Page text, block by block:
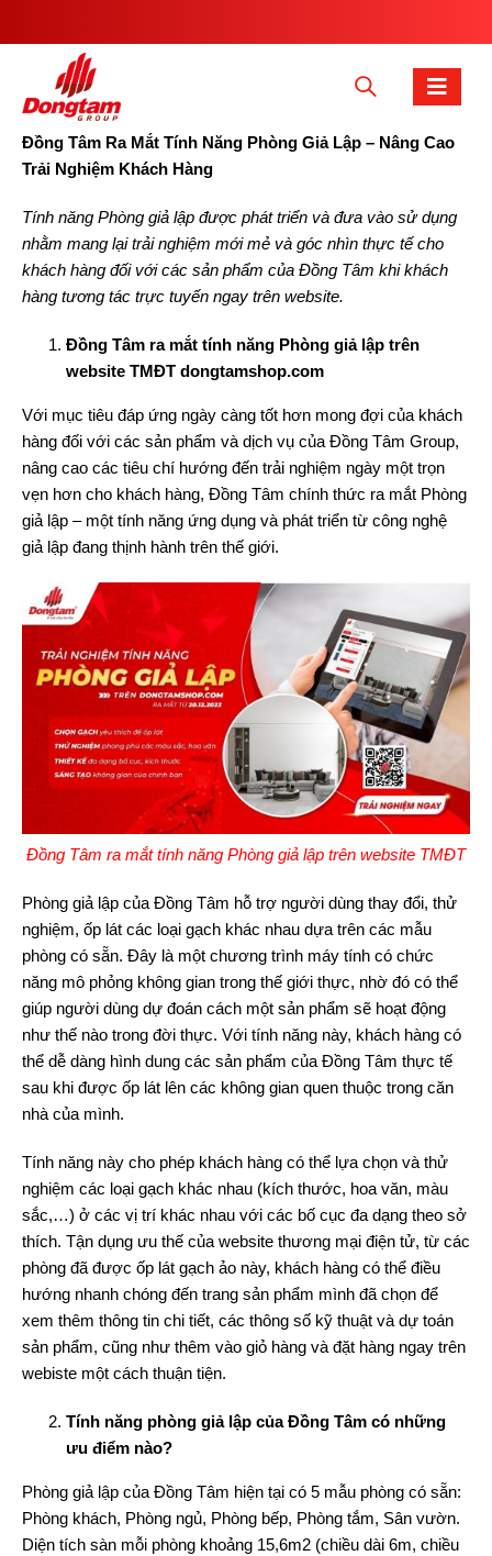
Đồng Tâm Ra Mắt Tính Năng Phòng Giả Lập – Nâng Cao
Trải Nghiệm Khách Hàng
Tính năng Phòng giả lập được phát triển và đưa vào sử dụng
nhằm mang lại trải nghiệm mới mẻ và góc nhìn thực tế cho
khách hàng đối với các sản phẩm của Đồng Tâm khi khách
hàng tương tác trực tuyến ngay trên website.
Đồng Tâm ra mắt tính năng Phòng giả lập trên
website TMĐT dongtamshop.com
Với mục tiêu đáp ứng ngày càng tốt hơn mong đợi của khách
hàng đối với các sản phẩm và dịch vụ của Đồng Tâm Group,
nâng cao các tiêu chí hướng đến trải nghiệm ngày một trọn
vẹn hơn cho khách hàng, Đồng Tâm chính thức ra mắt Phòng
giả lập – một tính năng ứng dụng và phát triển từ công nghệ
giả lập đang thịnh hành trên thế giới.
Đồng Tâm ra mắt tính năng Phòng giả lập trên website TMĐT
Phòng giả lập của Đồng Tâm hỗ trợ người dùng thay đổi, thử
nghiệm, ốp lát các loại gạch khác nhau dựa trên các mẫu
phòng có sẵn. Đây là một chương trình máy tính có chức
năng mô phỏng không gian trong thế giới thực, nhờ đó có thể
giúp người dùng dự đoán cách một sản phẩm sẽ hoạt động
như thế nào trong đời thực. Với tính năng này, khách hàng có
thể dễ dàng hình dung các sản phẩm của Đồng Tâm thực tế
sau khi được ốp lát lên các không gian quen thuộc trong căn
nhà của mình.
Tính năng này cho phép khách hàng có thể lựa chọn và thử
nghiệm các loại gạch khác nhau (kích thước, hoa văn, màu
sắc,…) ở các vị trí khác nhau với các bố cục đa dạng theo sở
thích. Tận dụng ưu thế của website thương mại điện tử, từ các
phòng đã được ốp lát gạch ảo này, khách hàng có thể điều
hướng nhanh chóng đến trang sản phẩm mình đã chọn để
xem thêm thông tin chi tiết, các thông số kỹ thuật và dự toán
sản phẩm, cũng như thêm vào giỏ hàng và đặt hàng ngay trên
webiste một cách thuận tiện.
Tính năng phòng giả lập của Đồng Tâm có những
ưu điểm nào?
Phòng giả lập của Đồng Tâm hiện tại có 5 mẫu phòng có sẵn:
Phòng khách, Phòng ngủ, Phòng bếp, Phòng tắm, Sân vườn.
Diện tích sàn mỗi phòng khoảng 15,6m2 (chiều dài 6m, chiều